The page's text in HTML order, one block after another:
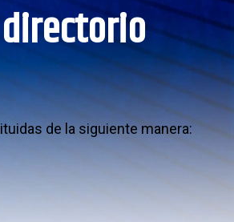
de la siguiente manera: